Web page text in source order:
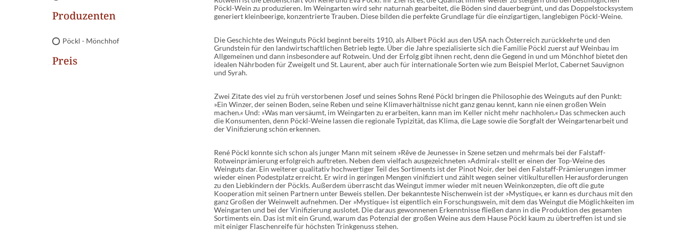
Produzenten
Pöckl - Mönchhof
Preis
Pöckl-Wein zu produzieren. Im Weingarten wird sehr naturnah gearbeitet, die Böden sind dauerbegrünt, und das Doppelstocksystem
generiert kleinbeerige, konzentrierte Trauben. Diese bilden die perfekte Grundlage für die einzigartigen, langlebigen Pöckl-Weine.
Die Geschichte des Weinguts Pöckl beginnt bereits 1910, als Albert Pöckl aus den USA nach Österreich zurückkehrte und den
Grundstein für den landwirtschaftlichen Betrieb legte. Über die Jahre spezialisierte sich die Familie Pöckl zuerst auf Weinbau im
Allgemeinen und dann insbesondere auf Rotwein. Und der Erfolg gibt ihnen recht, denn die Gegend in und um Mönchhof bietet den
idealen Nährboden für Zweigelt und St. Laurent, aber auch für internationale Sorten wie zum Beispiel Merlot, Cabernet Sauvignon
und Syrah.
Zwei Zitate des viel zu früh verstorbenen Josef und seines Sohns René Pöckl bringen die Philosophie des Weinguts auf den Punkt:
»Ein Winzer, der seinen Boden, seine Reben und seine Klimaverhältnisse nicht ganz genau kennt, kann nie einen großen Wein
machen.« Und: »Was man versäumt, im Weingarten zu erarbeiten, kann man im Keller nicht mehr nachholen.« Das schmecken auch
die Konsumenten, denn Pöckl-Weine lassen die regionale Typizität, das Klima, die Lage sowie die Sorgfalt der Weingartenarbeit und
der Vinifizierung schön erkennen.
René Pöckl konnte sich schon als junger Mann mit seinem »Rêve de Jeunesse« in Szene setzen und mehrmals bei der Falstaff-
Rotweinprämierung erfolgreich auftreten. Neben dem vielfach ausgezeichneten »Admiral« stellt er einen der Top-Weine des
Weinguts dar. Ein weiterer qualitativ hochwertiger Teil des Sortiments ist der Pinot Noir, der bei den Falstaff-Prämierungen immer
wieder einen Podestplatz erreicht. Er wird in geringen Mengen vinifiziert und zählt wegen seiner vitikulturellen Herausforderungen
zu den Liebkindern der Pöckls. Außerdem überrascht das Weingut immer wieder mit neuen Weinkonzepten, die oft die gute
Kooperation mit seinen Partnern unter Beweis stellen. Der bekannteste Nischenwein ist der »Mystique«, er kann es durchaus mit den
ganz Großen der Weinwelt aufnehmen. Der »Mystique« ist eigentlich ein Forschungswein, mit dem das Weingut die Möglichkeiten im
Weingarten und bei der Vinifizierung auslotet. Die daraus gewonnenen Erkenntnisse fließen dann in die Produktion des gesamten
Sortiments ein. Das ist mit ein Grund, warum das Potenzial der großen Weine aus dem Hause Pöckl kaum zu übertreffen ist und sie
mit einiger Flaschenreife für höchsten Trinkgenuss stehen.